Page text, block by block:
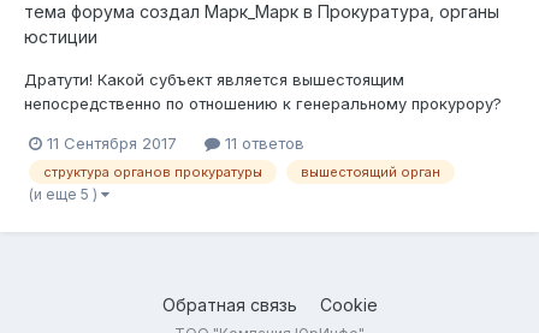
тема форума создал Марк_Марк в Прокуратура, органы
юстиции
Дратути! Какой субъект является вышестоящим
непосредственно по отношению к генеральному прокурору?
11 Сентября 2017 11 ответов
структура органов прокуратуры вышестоящий орган
(и еще 5 )
Обратная связь Cookie